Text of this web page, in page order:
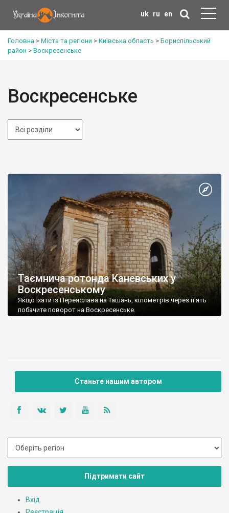
uk ru en
Головна > Міста та регіони > Київська область > Бориспільський
район > Воскресенське
Воскресенське
Таємнича ротонда Каневських у
Воскресенському
Якщо їхати із Переяслава на Ташань, кілометрів через п'ять
побачите поворот на Воскресенське.
Станьте нашим автором
Підтримати сайт
Вхід